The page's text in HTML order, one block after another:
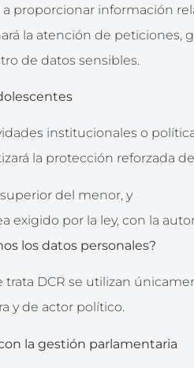
proporcionar información
la atención de
de datos sensibles.
institucionales o
la protección reforzada
del menor, y
exigido por la ley, con la
los datos personales?
trata DCR se utilizan
y de actor político.
la gestión parlamentaria